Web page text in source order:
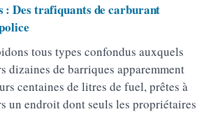
: Des trafiquants de carburant
tous types confondus auxquels
dizaines de barriques apparemment
centaines de litres de fuel, prêtes à
un endroit dont seuls les propriétaires